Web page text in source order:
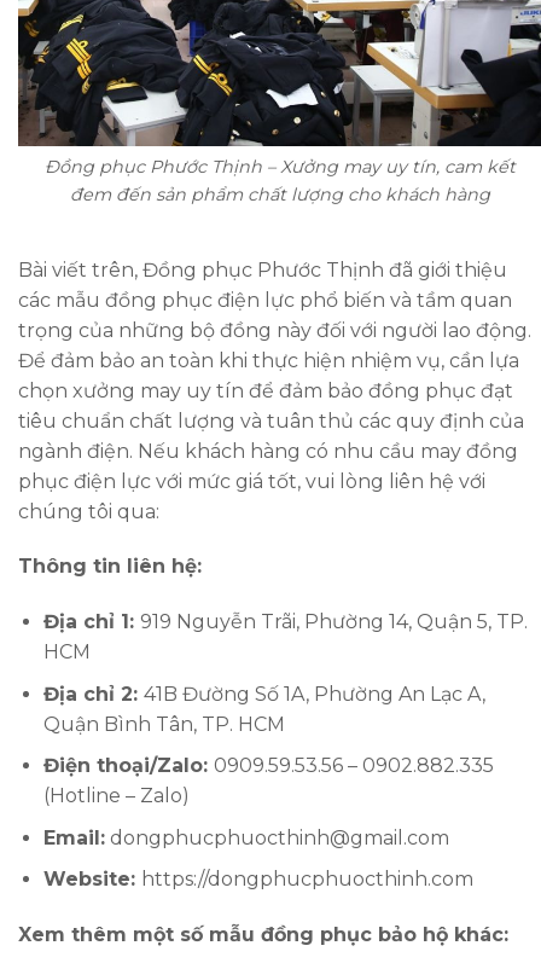
Đồng phục Phước Thịnh – Xưởng may uy tín, cam kết
đem đến sản phẩm chất lượng cho khách hàng
Bài viết trên, Đồng phục Phước Thịnh đã giới thiệu
các mẫu đồng phục điện lực phổ biến và tầm quan
trọng của những bộ đồng này đối với người lao động.
Để đảm bảo an toàn khi thực hiện nhiệm vụ, cần lựa
chọn xưởng may uy tín để đảm bảo đồng phục đạt
tiêu chuẩn chất lượng và tuân thủ các quy định của
ngành điện. Nếu khách hàng có nhu cầu may đồng
phục điện lực với mức giá tốt, vui lòng liên hệ với
chúng tôi qua:
Thông tin liên hệ:
Địa chỉ 1: 919 Nguyễn Trãi, Phường 14, Quận 5, TP.
HCM
Địa chỉ 2: 41B Đường Số 1A, Phường An Lạc A,
Quận Bình Tân, TP. HCM
Điện thoại/Zalo: 0909.59.53.56 – 0902.882.335
(Hotline – Zalo)
Email:dongphucphuocthinh@gmail.com
Website: https://dongphucphuocthinh.com
Xem thêm một số mẫu đồng phục bảo hộ khác: